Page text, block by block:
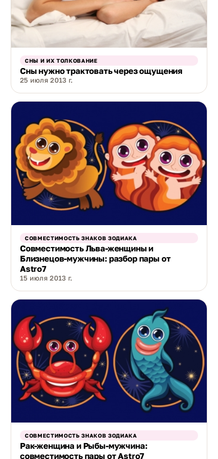
СНЫ И ИХ ТОЛКОВАНИЕ
Сны нужно трактовать через ощущения
25 июля 2013 г.
СОВМЕСТИМОСТЬ ЗНАКОВ ЗОДИАКА
Совместимость Льва-женщины и
Близнецов-мужчины: разбор пары от
Astro7
15 июля 2013 г.
СОВМЕСТИМОСТЬ ЗНАКОВ ЗОДИАКА
Рак-женщина и Рыбы-мужчина:
совместимость пары от Astro7